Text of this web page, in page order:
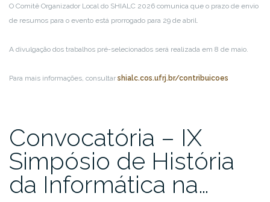
O Comitê Organizador Local do SHIALC 2026 comunica que o prazo de envio
de resumos para o evento está prorrogado para 29 de abril.
A divulgação dos trabalhos pré-selecionados será realizada em 8 de maio.
Para mais informações, consultar shialc.cos.ufrj.br/contribuicoes
Convocatória – IX
Simpósio de História
da Informática na…